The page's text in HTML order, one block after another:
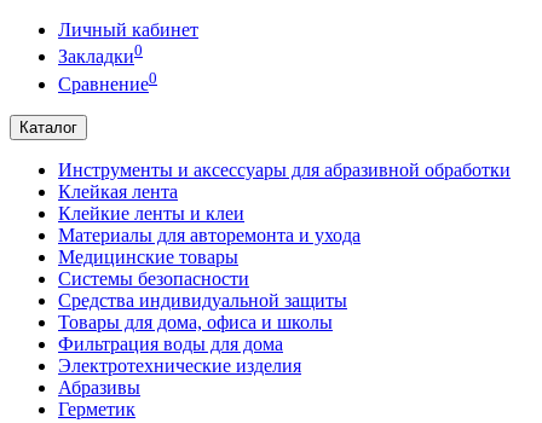
Личный кабинет
Закладки0
Сравнение0
Каталог
Инструменты и аксессуары для абразивной обработки
Клейкая лента
Клейкие ленты и клеи
Материалы для авторемонта и ухода
Медицинские товары
Системы безопасности
Средства индивидуальной защиты
Товары для дома, офиса и школы
Фильтрация воды для дома
Электротехнические изделия
Абразивы
Герметик